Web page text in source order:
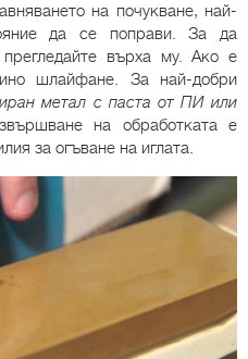
на почукване, най-
да се поправи. За да
върха му. Ако е
шлайфане. За най-добри
метал с паста от ПИ или
на обработката е
за огъване на иглата.